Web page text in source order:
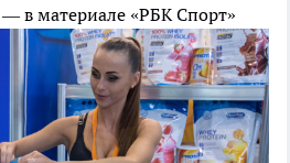
в материале «РБК Спорт»